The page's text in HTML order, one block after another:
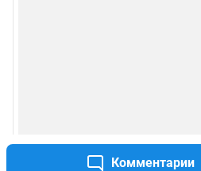
Комментарии